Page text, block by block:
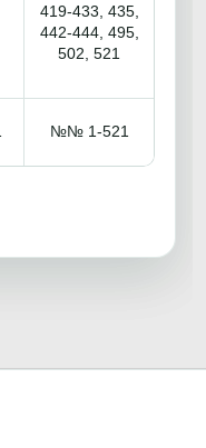
419-433, 435,
442-444, 495,
502, 521
№№ 1-521